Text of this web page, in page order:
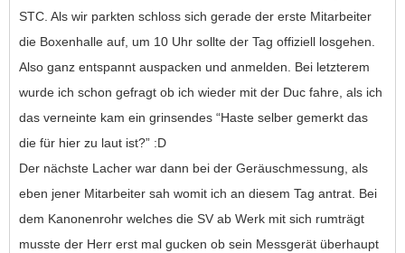
STC. Als wir parkten schloss sich gerade der erste Mitarbeiter
die Boxenhalle auf, um 10 Uhr sollte der Tag offiziell losgehen.
Also ganz entspannt auspacken und anmelden. Bei letzterem
wurde ich schon gefragt ob ich wieder mit der Duc fahre, als ich
das verneinte kam ein grinsendes “Haste selber gemerkt das
die für hier zu laut ist?” :D
Der nächste Lacher war dann bei der Geräuschmessung, als
eben jener Mitarbeiter sah womit ich an diesem Tag antrat. Bei
dem Kanonenrohr welches die SV ab Werk mit sich rumträgt
musste der Herr erst mal gucken ob sein Messgerät überhaupt